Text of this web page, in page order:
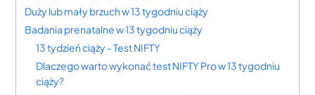
Duży lub mały brzuch w 13 tygodniu ciąży
Badania prenatalne w 13 tygodniu ciąży
13 tydzień ciąży - Test NIFTY
Dlaczego warto wykonać test NIFTY Pro w 13 tygodniu
ciąży?